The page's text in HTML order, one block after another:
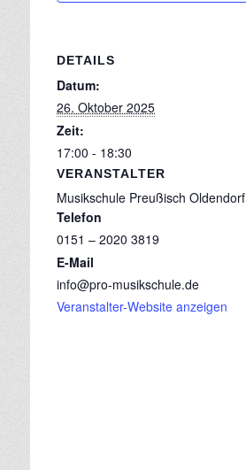
DETAILS
Datum:
26. Oktober 2025
Zeit:
17:00 - 18:30
VERANSTALTER
Musikschule Preußisch Oldendorf
Telefon
0151 – 2020 3819
E-Mail
info@pro-musikschule.de
Veranstalter-Website anzeigen